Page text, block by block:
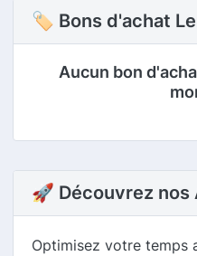
🏷 Bons d'achat
Aucun bon
🚀 Découvrez nos
Optimisez votre temps